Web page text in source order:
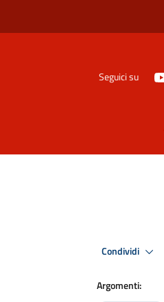
Seguici su
Condividi
Argomenti: